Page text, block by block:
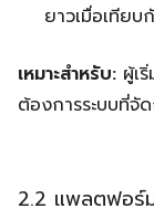
ยาวเมื่อเทียบ
เหมาะสำหรับ: ผู้เ
ต้องการระบบที่จั
2.2 แพลตฟอร์